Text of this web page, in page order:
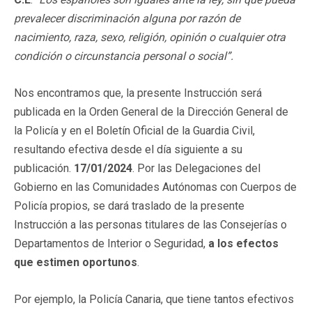
prevalecer discriminación alguna por razón de
nacimiento, raza, sexo, religión, opinión o cualquier otra
condición o circunstancia personal o social”.
Nos encontramos que, la presente Instrucción será
publicada en la Orden General de la Dirección General de
la Policía y en el Boletín Oficial de la Guardia Civil,
resultando efectiva desde el día siguiente a su
publicación. 17/01/2024. Por las Delegaciones del
Gobierno en las Comunidades Autónomas con Cuerpos de
Policía propios, se dará traslado de la presente
Instrucción a las personas titulares de las Consejerías o
Departamentos de Interior o Seguridad, a los efectos
que estimen oportunos.
Por ejemplo, la Policía Canaria, que tiene tantos efectivos